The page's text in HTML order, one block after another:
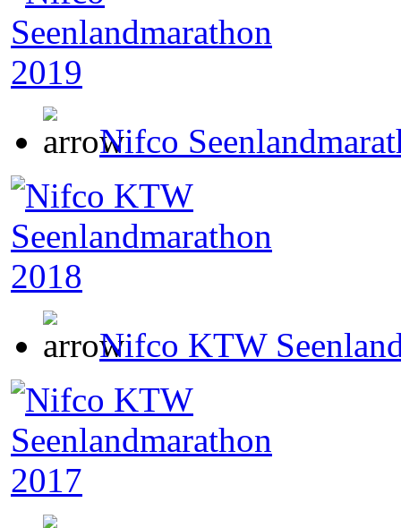
Nifco
Nifco KTW